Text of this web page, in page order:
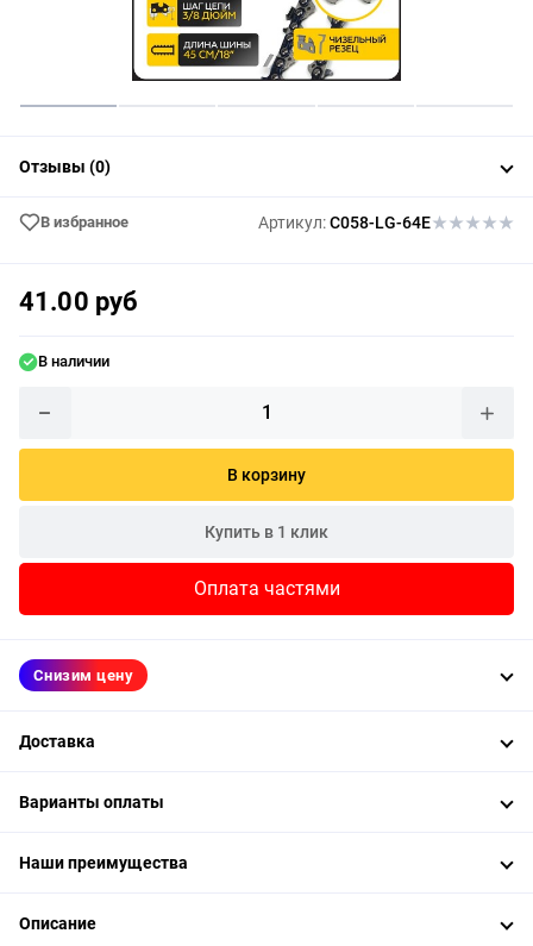
Отзывы (0)
В избранное Артикул:C058-LG-64E
41.00 руб
В наличии
В корзину
Купить в 1 клик
Оплата частями
Снизим цену
Доставка
Варианты оплаты
Наши преимущества
Описание